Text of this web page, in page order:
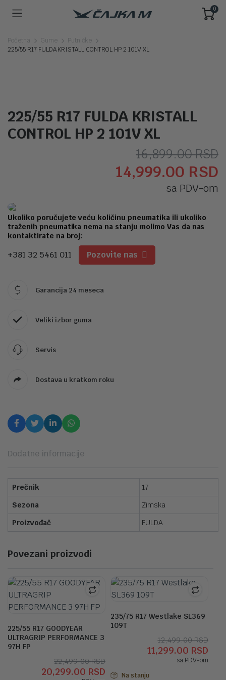
0
Početna Gume
Putničke
225/55 R17 FULDA KRISTALL CONTROL HP 2 101V XL
225/55 R17 FULDA KRISTALL
CONTROL HP 2 101V XL
16,899.00RSD
14,999.00 RSD
sa PDV-om
Ukoliko poručujete veću količinu pneumatika ili ukoliko
traženih pneumatika nema na stanju molimo Vas da nas
kontaktirate na broj:
+381 32 5461 011 Pozovite nas
Garancija 24 meseca
Veliki izbor guma
Servis
Dostava u kratkom roku
Dodatne informacije
Prečnik
17
Sezona
Zimska
Proizvođač
FULDA
Povezani proizvodi
225/55 R17 GOODYEAR
ULTRAGRIP PERFORMANCE 3
97H FP
22,499.00RSDOriginalna
cena
20,299.00 RSD
Trenutna
cena
235/75 R17 Westlake SL369
109T
12,499.00RSD
je
11,299.00 RSD
je:
sa PDV-om
Na stanju